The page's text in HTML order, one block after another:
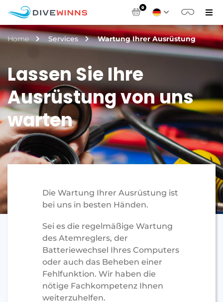
0
Home Services Wartung Ihrer Ausrüstung
Lassen Sie Ihre
Ausrüstung von uns
warten
Die Wartung Ihrer Ausrüstung ist
bei uns in besten Händen.
Sei es die regelmäßige Wartung
des Atemreglers, der
Batteriewechsel Ihres Computers
oder auch das Beheben einer
Fehlfunktion. Wir haben die
nötige Fachkompetenz Ihnen
weiterzuhelfen.